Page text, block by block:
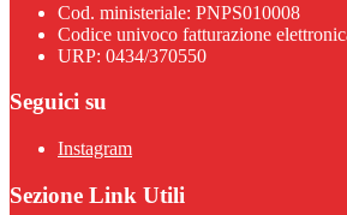
Cod. ministeriale: PNPS010008
Codice univoco fatturazione
URP: 0434/370550
Seguici su
Instagram
Sezione Link Utili